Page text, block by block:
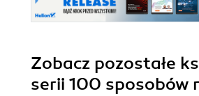
Zobacz pozostałe
serii 100 sposobów